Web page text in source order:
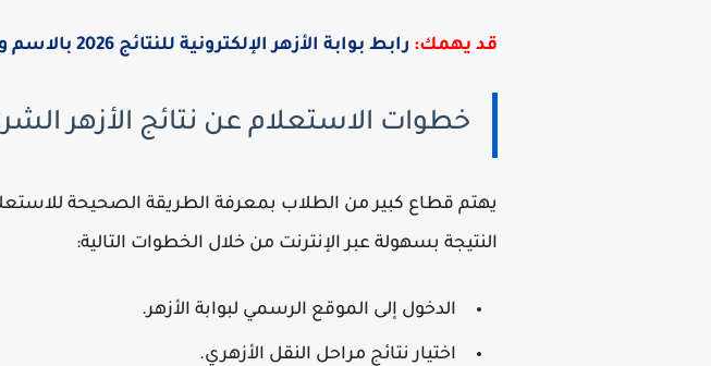
قد يهمك: رابط بوابة الأزهر الإلكترونية للنتائج 2026 بالاسم ورقم الجلوس
خطوات الاستعلام عن نتائج الأزهر الشريف
يهتم قطاع كبير من الطلاب بمعرفة الطريقة الصحيحة
النتيجة بسهولة عبر الإنترنت من خلال الخطوات التالية:
الدخول إلى الموقع الرسمي لبوابة الأزهر.
اختيار نتائج مراحل النقل الأزهري.